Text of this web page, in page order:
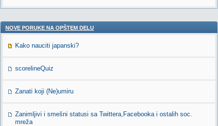
NOVE PORUKE NA OPŠTEM DELU
Kako nauciti japanski?
scorelineQuiz
Zanati koji (Ne)umiru
Zanimljivi i smešni statusi sa Twittera,Facebooka i ostalih soc.
mreža